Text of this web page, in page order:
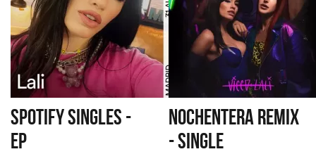
SPOTIFY SINGLES -
EP
NOCHENTERA REMIX
- SINGLE